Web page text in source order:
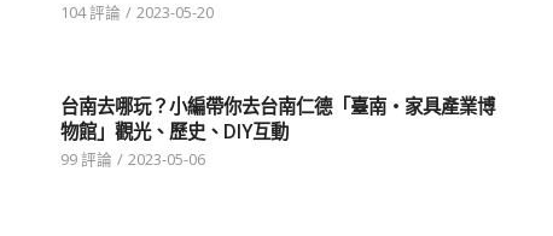
104 評論 / 2023-05-20
台南去哪玩？小編帶你去台南仁德「臺南‧家具產業博
物館」觀光、歷史、DIY互動
99 評論 / 2023-05-06